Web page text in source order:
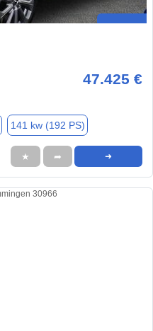
47.425 €
141 kw (192 PS)
★ ➦ ➜